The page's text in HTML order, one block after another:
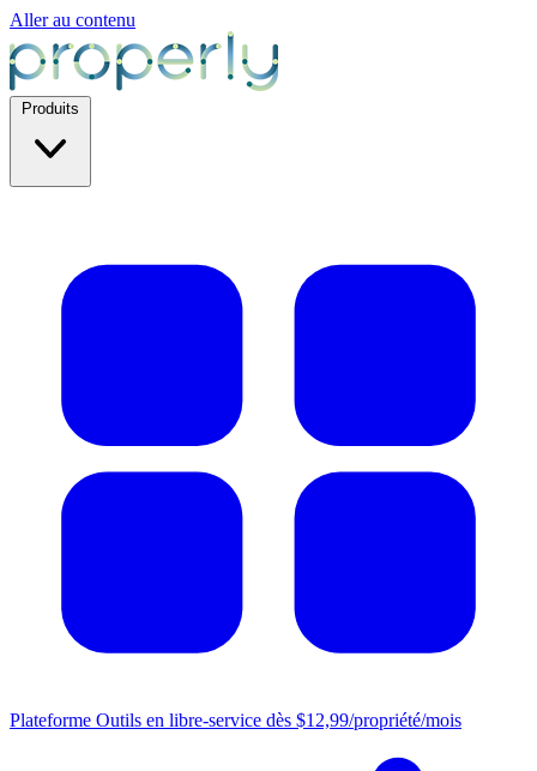
Aller au contenu
Plateforme Outils en libre-service dès $12,99/propriété/mois